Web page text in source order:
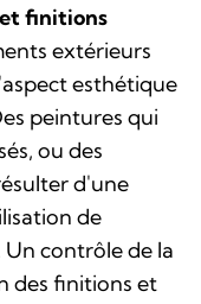
finitions
extérieurs
esthétique
peintures qui
ou des
d'une
de
contrôle de la
des finitions et